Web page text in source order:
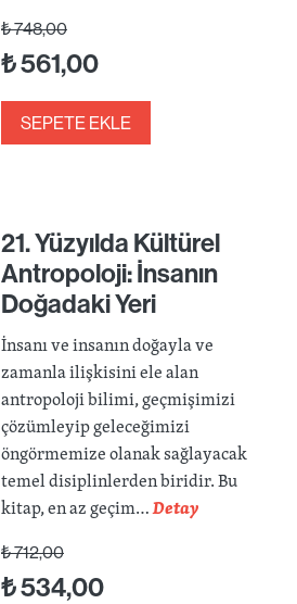
₺748,00
₺561,00
SEPETE EKLE
21. Yüzyılda Kültürel
Antropoloji: İnsanın
Doğadaki Yeri
İnsanı ve insanın doğayla ve
zamanla ilişkisini ele alan
antropoloji bilimi, geçmişimizi
çözümleyip geleceğimizi
öngörmemize olanak sağlayacak
temel disiplinlerden biridir. Bu
kitap, en az geçim…Detay
₺712,00
₺534,00